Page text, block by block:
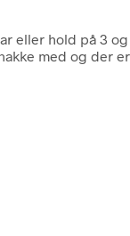
eller hold på 3
med og der